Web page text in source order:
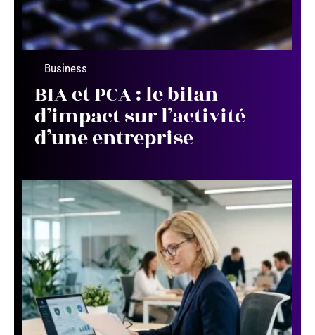
Business
BIA et PCA : le bilan
d’impact sur l’activité
d’une entreprise